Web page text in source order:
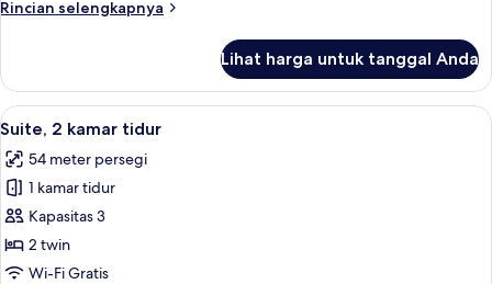
sudut
Rincian selengkapnya
Rincian
Suite,
kamar
sudut
Lihat harga untuk tanggal Anda
Lihat
semua
foto
untuk
Suite,
2
kamar
Suite, 2 kamar tidur | Seprai
6
Suite, 2 kamar tidur
54 meter persegi
1 kamar tidur
Kapasitas 3
2 twin
Wi-Fi Gratis